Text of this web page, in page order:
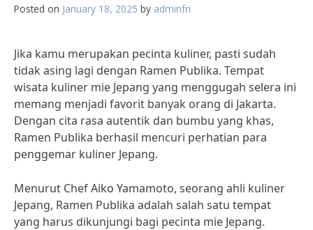
Posted on January 18, 2025 by adminfri
Jika kamu merupakan pecinta kuliner, pasti sudah
tidak asing lagi dengan Ramen Publika. Tempat
wisata kuliner mie Jepang yang menggugah selera ini
memang menjadi favorit banyak orang di Jakarta.
Dengan cita rasa autentik dan bumbu yang khas,
Ramen Publika berhasil mencuri perhatian para
penggemar kuliner Jepang.
Menurut Chef Aiko Yamamoto, seorang ahli kuliner
Jepang, Ramen Publika adalah salah satu tempat
yang harus dikunjungi bagi pecinta mie Jepang.